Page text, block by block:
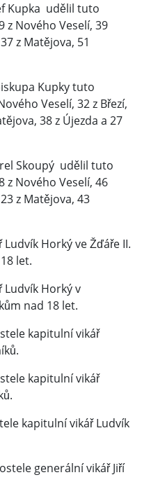
Kupka udělil tuto
z Nového Veselí, 39
z Matějova, 51
Kupky tuto
Veselí, 32 z Březí,
38 z Újezda a 27
Skoupý udělil tuto
z Nového Veselí, 46
z Matějova, 43
Horký ve Žďáře II.
let.
Ludvík Horký v
nad 18 let.
kapitulní vikář
kapitulní vikář
kapitulní vikář Ludvík
generální vikář Jiří